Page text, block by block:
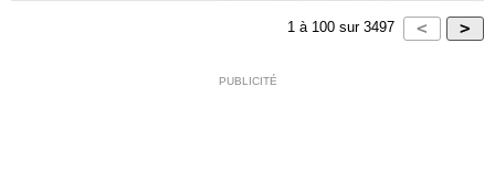
1 à 100 sur 3497
PUBLICITÉ